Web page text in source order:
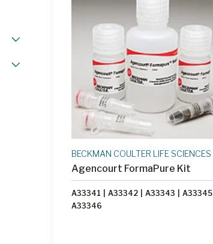
BECKMAN COULTER LIFE SCIENCES
Agencourt FormaPure Kit
A33341 A33342 A33343 A33345
A33346